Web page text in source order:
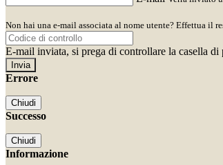
Non hai una e-mail associata al nome utente? Effettua il
E-mail inviata, si prega di controllare la casella di
Errore
Chiudi
Successo
Chiudi
Informazione